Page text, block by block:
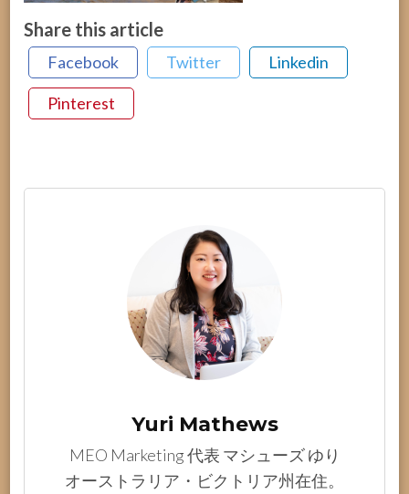
Share this article
Facebook Twitter Linkedin
Pinterest
Yuri Mathews
MEO Marketing 代表 マシューズ ゆり
オーストラリア・ビクトリア州在住。